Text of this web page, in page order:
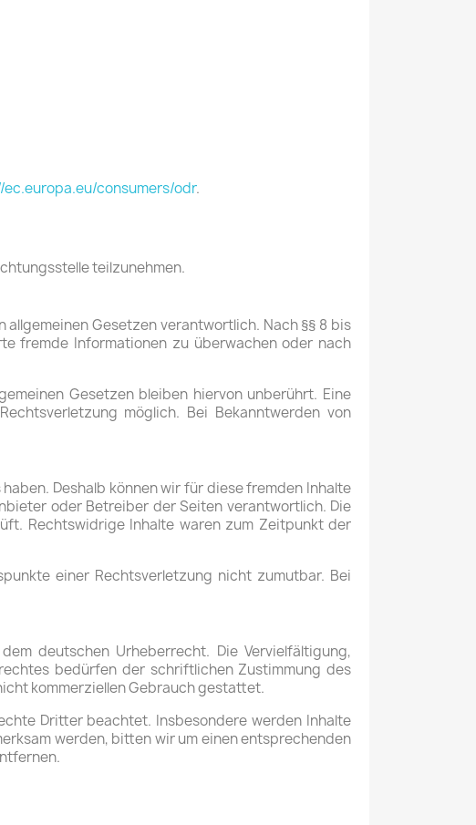
consumers/odr.
teilzunehmen.
allgemeinen Gesetzen verantwortlich. Nach §§ 8 bis
fremde Informationen zu überwachen oder nach
Gesetzen bleiben hiervon unberührt. Eine
möglich. Bei Bekanntwerden von
Deshalb können wir für diese fremden Inhalte
oder Betreiber der Seiten verantwortlich. Die
Rechtswidrige Inhalte waren zum Zeitpunkt der
einer Rechtsverletzung nicht zumutbar. Bei
deutschen Urheberrecht. Die Vervielfältigung,
bedürfen der schriftlichen Zustimmung des
kommerziellen Gebrauch gestattet.
Dritter beachtet. Insbesondere werden Inhalte
werden, bitten wir um einen entsprechenden